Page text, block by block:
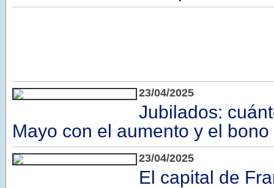
23/04/2025
Jubilados:
Mayo con el aumento y el
23/04/2025
El capital de